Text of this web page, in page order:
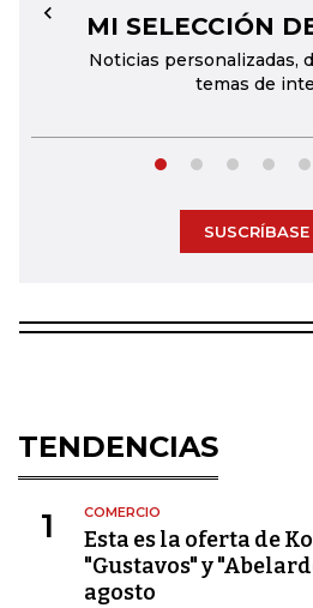
MI SELECCIÓN
Noticias personalizadas,
temas de
←
SUSCRÍBASE
TENDENCIAS
1 COMERCIO
Esta es la oferta de
"Gustavos" y
agosto